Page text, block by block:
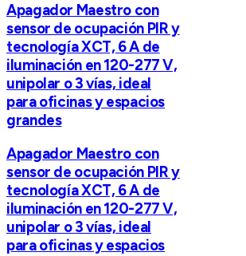
Apagador Maestro con
sensor de ocupación PIR y
tecnología XCT, 6 A de
iluminación en 120-277 V,
unipolar o 3 vías, ideal
para oficinas y espacios
grandes
Apagador Maestro con
sensor de ocupación PIR y
tecnología XCT, 6 A de
iluminación en 120-277 V,
unipolar o 3 vías, ideal
para oficinas y espacios